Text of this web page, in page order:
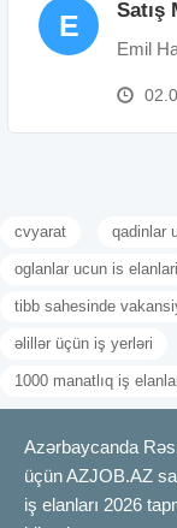
E Satış
Emil
cvyarat qadinlar
oglanlar ucun is elanlari
tibb sahesinde
əlillər üçün iş yerləri
1000 manatlıq iş
Azərbaycanda
üçün AZJOB.AZ
iş elanları 2026